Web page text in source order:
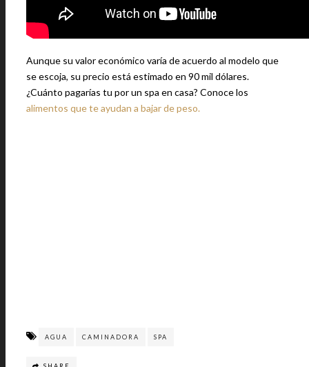
Aunque su valor económico varía de acuerdo al modelo que
se escoja, su precio está estimado en 90 mil dólares.
¿Cuánto pagarías tu por un spa en casa? Conoce los
alimentos que te ayudan a bajar de peso.
AGUA CAMINADORA SPA